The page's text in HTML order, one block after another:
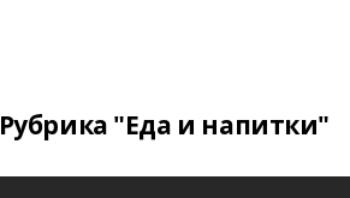
Рубрика "Еда и напитки"